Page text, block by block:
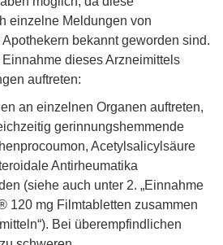
einzelne Meldungen von
bekannt geworden sind.
dieses Arzneimittels
auftreten:
an einzelnen Organen auftreten,
gerinnungshemmende
Acetylsalicylsäure
Antirheumatika
(siehe auch unter 2. „Einnahme
120 mg Filmtabletten zusammen
Bei überempfindlichen